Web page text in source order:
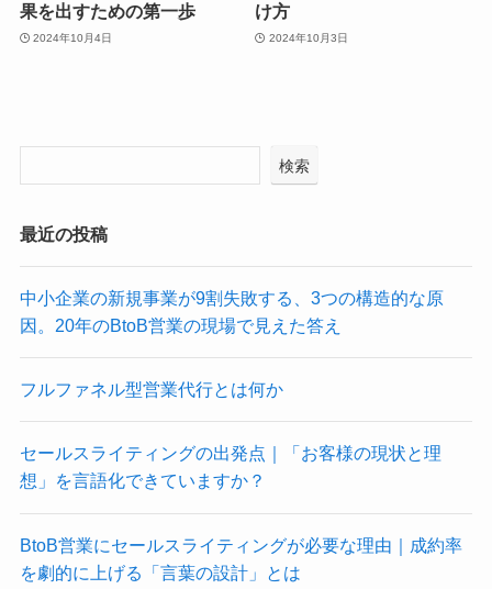
果を出すための第一歩
2024年10月4日
け方
2024年10月3日
検索
最近の投稿
中小企業の新規事業が9割失敗する、3つの構造的な原
因。20年のBtoB営業の現場で見えた答え
フルファネル型営業代行とは何か
セールスライティングの出発点｜「お客様の現状と理
想」を言語化できていますか？
BtoB営業にセールスライティングが必要な理由｜成約率
を劇的に上げる「言葉の設計」とは